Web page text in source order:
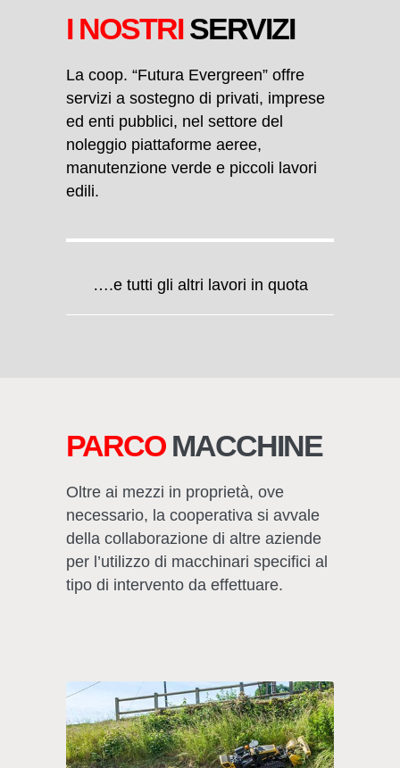
I NOSTRISERVIZI
La coop. “Futura Evergreen” offre
servizi a sostegno di privati, imprese
ed enti pubblici, nel settore del
noleggio piattaforme aeree,
manutenzione verde e piccoli lavori
edili.
….e tutti gli altri lavori in quota
PARCOMACCHINE
Oltre ai mezzi in proprietà, ove
necessario, la cooperativa si avvale
della collaborazione di altre aziende
per l’utilizzo di macchinari specifici al
tipo di intervento da effettuare.